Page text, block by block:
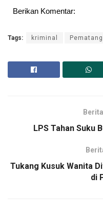
Berikan Komentar:
Tags: kriminal
LPS Tahan Suku
Tukang Kusuk Wanita
di